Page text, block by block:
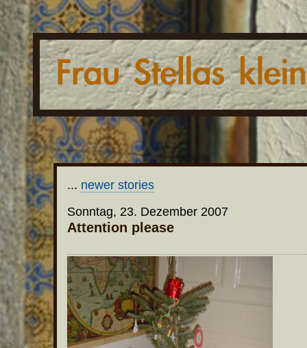
... newer stories
Sonntag, 23. Dezember 2007
Attention please